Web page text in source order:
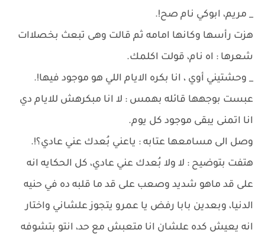
_ مريم، ابوكي نام صح!.
هزت رأسها وكانها امامه ثم قالت وهى تبعث بخصلاات
شعرها : اه نام، قولت اكلمك.
_ وحشتيني أوي ، انا بكره الايام اللي هو موجود فيها!.
عبست بوجهها قائله بهمس : لا انا مبكرهش للايام دي
انا اتمنى يبقى موجود كل يوم.
وصل الى مسامعها عتابه : ياعني بُعدك عني عادي؟!.
هتفت بتوضيح : لا ولا بُعدك عني عادي، كل الحكايه انه
على قد ماهو شديد وصعب على قد ما قلبه ده في حنيه
الدنيا، وبعدين بابا رفض يا عمرو يتجوز علشاني واختار
انه يعيش كده علشان انا متعبش مع حد، انتو بتشوفه